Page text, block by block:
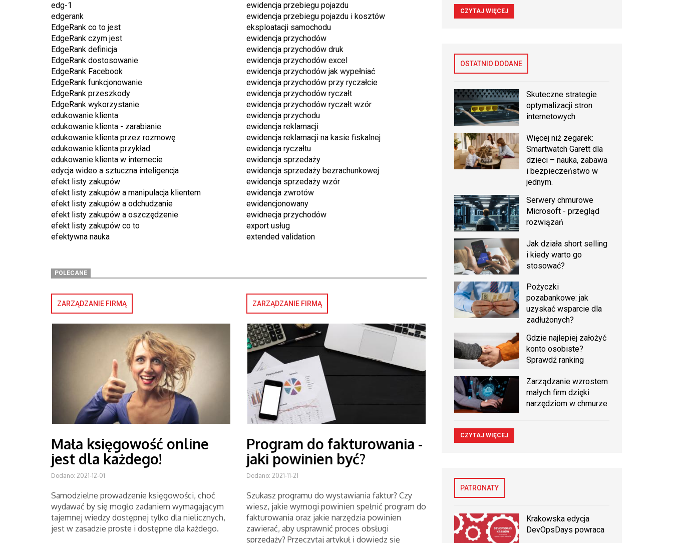
edg-1
edgerank
EdgeRank co to jest
EdgeRank czym jest
EdgeRank definicja
EdgeRank dostosowanie
EdgeRank Facebook
EdgeRank funkcjonowanie
EdgeRank przeszkody
EdgeRank wykorzystanie
edukowanie klienta
edukowanie klienta - zarabianie
edukowanie klienta przez rozmowę
edukowanie klienta przykład
edukowanie klienta w internecie
edycja wideo a sztuczna inteligencja
efekt listy zakupów
efekt listy zakupów a manipulacja klientem
efekt listy zakupów a odchudzanie
efekt listy zakupów a oszczędzenie
efekt listy zakupów co to
efektywna nauka
ewidencja przebiegu pojazdu
ewidencja przebiegu pojazdu i kosztów
eksploatacji samochodu
ewidencja przychodów
ewidencja przychodów druk
ewidencja przychodów excel
ewidencja przychodów jak wypełniać
ewidencja przychodów przy ryczałcie
ewidencja przychodów ryczałt
ewidencja przychodów ryczałt wzór
ewidencja przychodu
ewidencja reklamacji
ewidencja reklamacji na kasie fiskalnej
ewidencja ryczałtu
ewidencja sprzedaży
ewidencja sprzedaży bezrachunkowej
ewidencja sprzedaży wzór
ewidencja zwrotów
ewidencjonowany
ewidnecja przychodów
export usług
extended validation
POLECANE
ZARZĄDZANIE FIRMĄ
Mała księgowość online
jest dla każdego!
Dodano: 2021-12-01
Samodzielne prowadzenie księgowości, choć
wydawać by się mogło zadaniem wymagającym
tajemnej wiedzy dostępnej tylko dla nielicznych,
jest w zasadzie proste i dostępne dla każdego.
ZARZĄDZANIE FIRMĄ
Program do fakturowania -
jaki powinien być?
Dodano: 2021-11-21
Szukasz programu do wystawiania faktur? Czy
wiesz, jakie wymogi powinien spełnić program do
fakturowania oraz jakie narzędzia powinien
zawierać, aby usprawnić proces obsługi
sprzedaży? Przeczytaj artykuł i dowiedz się
CZYTAJ WIĘCEJ
OSTATNIO DODANE
Skuteczne strategie
optymalizacji stron
internetowych
Więcej niż zegarek:
Smartwatch Garett dla
dzieci – nauka, zabawa
i bezpieczeństwo w
jednym.
Serwery chmurowe
Microsoft - przegląd
rozwiązań
Jak działa short selling
i kiedy warto go
stosować?
Pożyczki
pozabankowe: jak
uzyskać wsparcie dla
zadłużonych?
Gdzie najlepiej założyć
konto osobiste?
Sprawdź ranking
Zarządzanie wzrostem
małych firm dzięki
narzędziom w chmurze
CZYTAJ WIĘCEJ
PATRONATY
Krakowska edycja
DevOpsDays powraca